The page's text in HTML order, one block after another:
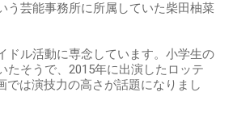
う芸能事務所に所属していた柴田柚菜
ドル活動に専念しています。小学生の
たそうで、2015年に出演したロッテ
では演技力の高さが話題になりまし